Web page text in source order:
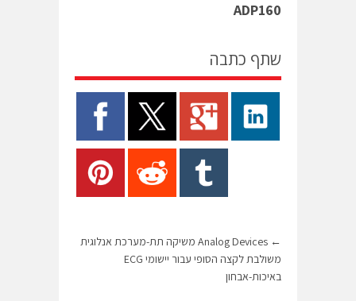
ADP160
שתף כתבה
←
Analog Devices משיקה תת-מערכת אנלוגית
משולבת לקצה הסופי עבור יישומי ECG
באיכות-אבחון